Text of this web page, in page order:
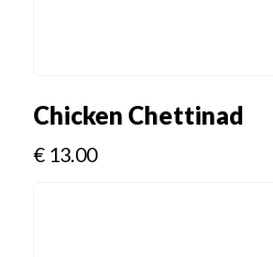
Chicken Chettinad
€ 13.00